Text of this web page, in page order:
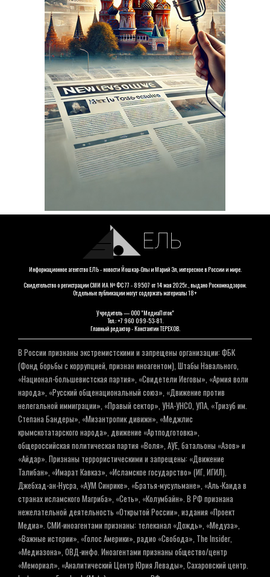
ЕЛЬ
Информационное агентство ЕЛЬ - новости Йошкар-Олы и Марий Эл, интересное в России и мире.
Свидетельство о регистрации СМИ ИА № ФС 77 - 89507 от 14 мая 2025г., выдано Роскомнадзором.
Отдельные публикации могут содержать материалы 18+
Учредитель — ООО "МедиаПоток"
Тел.: +7 960 099-53-81.
Главный редактор - Константин ТЕРЕХОВ.
В России признаны экстремистскими и запрещены организации: ФБК
(Фонд борьбы с коррупцией, признан иноагентом), Штабы Навального,
«Национал-большевистская партия», «Свидетели Иеговы», «Армия воли
народа», «Русский общенациональный союз», «Движение против
нелегальной иммиграции», «Правый сектор», УНА-УНСО, УПА, «Тризуб им.
Степана Бандеры», «Мизантропик дивижн», «Меджлис
крымскотатарского народа», движение «Артподготовка»,
общероссийская политическая партия «Воля», АУЕ, батальоны «Азов» и
«Айдар». Признаны террористическими и запрещены: «Движение
Талибан», «Имарат Кавказ», «Исламское государство» (ИГ, ИГИЛ),
Джебхад-ан-Нусра, «АУМ Синрике», «Братья-мусульмане», «Аль-Каида в
странах исламского Магриба», «Сеть», «Колумбайн». В РФ признана
нежелательной деятельность «Открытой России», издания «Проект
Медиа». СМИ-иноагентами признаны: телеканал «Дождь», «Медуза»,
«Важные истории», «Голос Америки», радио «Свобода», The Insider,
«Медиазона», ОВД-инфо. Иноагентами признаны общество/центр
«Мемориал», «Аналитический Центр Юрия Левады», Сахаровский центр.